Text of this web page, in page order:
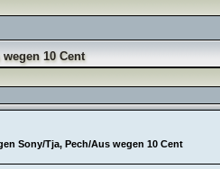
10 Cent
Sony/Tja, Pech/Aus wegen 10 Cent